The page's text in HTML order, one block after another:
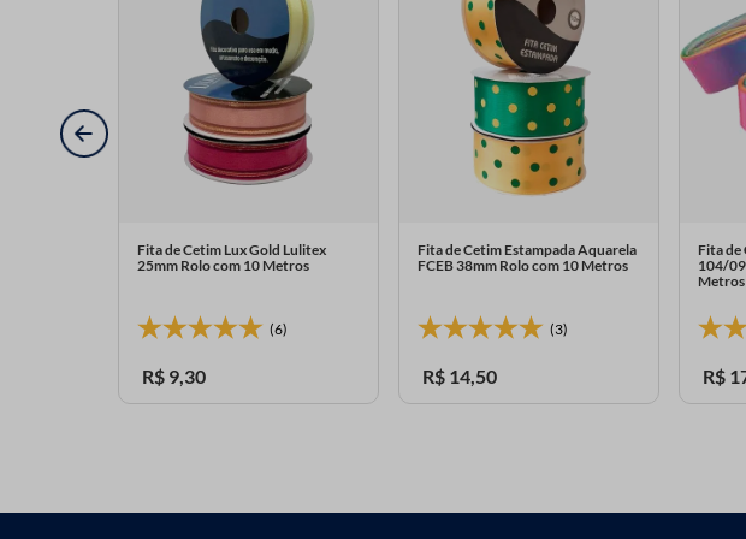
Fita de Cetim Lux Gold Lulitex
25mm Rolo com 10 Metros
(6)
R$ 9,30
Fita de Cetim Estampada Aquarela
FCEB 38mm Rolo com 10 Metros
(3)
R$ 14,50
Fita
104/
Metros
R$